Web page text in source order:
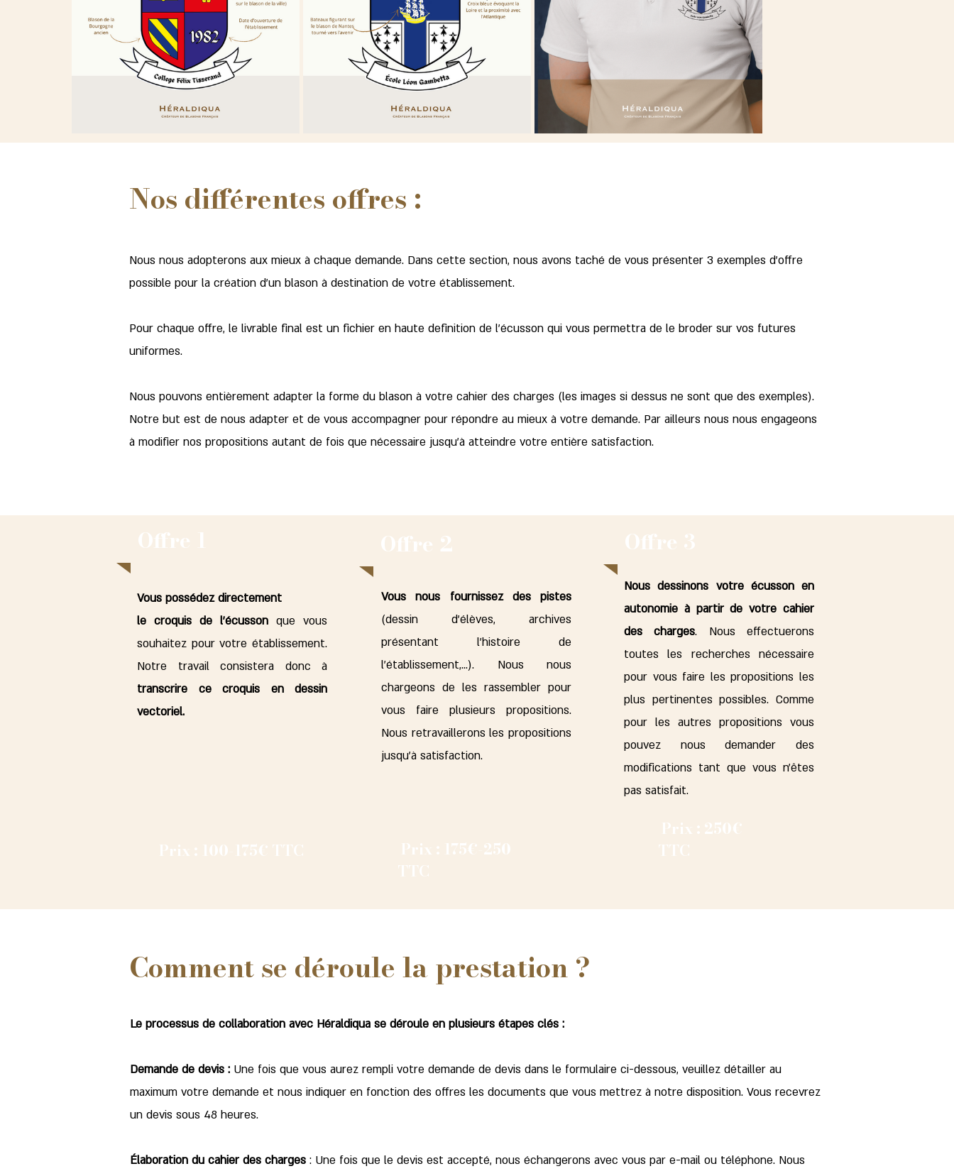
Nos différentes offres :
Nous nous adopterons aux mieux à chaque demande. Dans cette section, nous avons taché de vous présenter 3 exemples d'offre
possible pour la création d'un blason à destination de votre établissement.
Pour chaque offre, le livrable final est un fichier en haute definition de l'écusson qui vous permettra de le broder sur vos futures
uniformes.
Nous pouvons entièrement adapter la forme du blason à votre cahier des charges (les images si dessus ne sont que des exemples).
Notre but est de nous adapter et de vous accompagner pour répondre au mieux à votre demande. Par ailleurs nous nous engageons
à modifier nos propositions autant de fois que nécessaire jusqu'à atteindre votre entière satisfaction.
Offre 1
Vous possédez directement
le croquis de l'écusson que vous
souhaitez pour votre établissement.
Notre travail consistera donc à
transcrire ce croquis en dessin
vectoriel.
Prix : 100-175€ TTC
Offre 2
Vous nous fournissez des pistes
(dessin d'élèves, archives
présentant l'histoire de
l'établissement,...). Nous nous
chargeons de les rassembler pour
vous faire plusieurs propositions.
Nous retravaillerons les propositions
jusqu'à satisfaction.
Prix : 175€-250
TTC
Offre 3
Nous dessinons votre écusson en
autonomie à partir de votre cahier
des charges. Nous effectuerons
toutes les recherches nécessaire
pour vous faire les propositions les
plus pertinentes possibles. Comme
pour les autres propositions vous
pouvez nous demander des
modifications tant que vous n'êtes
pas satisfait.
Prix : 250€
TTC
Comment se déroule la prestation ?
Le processus de collaboration avec Héraldiqua se déroule en plusieurs étapes clés :
Demande de devis : Une fois que vous aurez rempli votre demande de devis dans le formulaire ci-dessous, veuillez détailler au
maximum votre demande et nous indiquer en fonction des offres les documents que vous mettrez à notre disposition. Vous recevrez
un devis sous 48 heures.
Élaboration du cahier des charges : Une fois que le devis est accepté, nous échangerons avec vous par e-mail ou téléphone. Nous